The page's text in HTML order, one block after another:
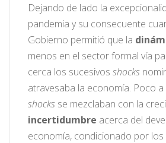
Dejando de lado la
pandemia y su consecuente
Gobierno permitió que la
menos en el sector formal vía
cerca los sucesivos shocks
atravesaba la economía. Poco
shocks se mezclaban con la
incertidumbre acerca del
economía, condicionado por